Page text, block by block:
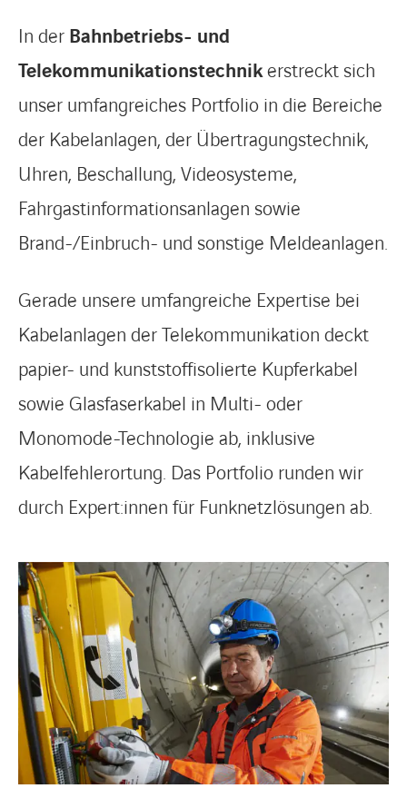
In der Bahnbetriebs- und
Telekommunikationstechnikerstreckt sich
unser umfangreiches Portfolio in die Bereiche
der Kabelanlagen, der Übertragungstechnik,
Uhren, Beschallung, Videosysteme,
Fahrgastinformationsanlagen sowie
Brand-/Einbruch- und sonstige Meldeanlagen.
Gerade unsere umfangreiche Expertise bei
Kabelanlagen der Telekommunikation deckt
papier- und kunststoffisolierte Kupferkabel
sowie Glasfaserkabel in Multi- oder
Monomode-Technologie ab, inklusive
Kabelfehlerortung. Das Portfolio runden wir
durch Expert:innen für Funknetzlösungen ab.